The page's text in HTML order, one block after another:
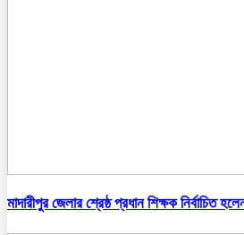
মাদারীপুর জেলার শ্রেষ্ঠ প্রধান শিক্ষক নির্বাচিত